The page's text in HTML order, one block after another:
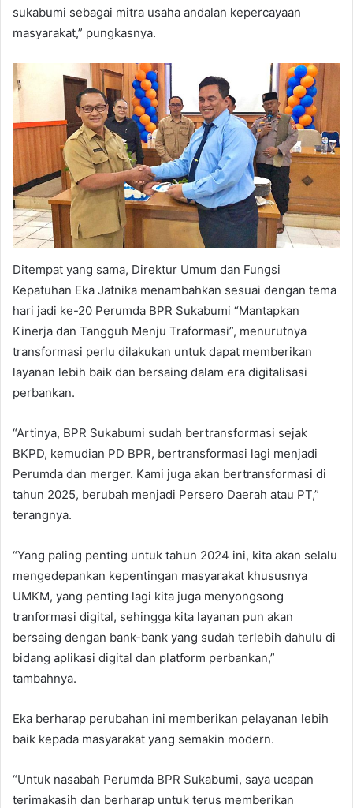
sukabumi sebagai mitra usaha andalan kepercayaan
masyarakat,” pungkasnya.
Ditempat yang sama, Direktur Umum dan Fungsi
Kepatuhan Eka Jatnika menambahkan sesuai dengan tema
hari jadi ke-20 Perumda BPR Sukabumi “Mantapkan
Kinerja dan Tangguh Menju Traformasi”, menurutnya
transformasi perlu dilakukan untuk dapat memberikan
layanan lebih baik dan bersaing dalam era digitalisasi
perbankan.
“Artinya, BPR Sukabumi sudah bertransformasi sejak
BKPD, kemudian PD BPR, bertransformasi lagi menjadi
Perumda dan merger. Kami juga akan bertransformasi di
tahun 2025, berubah menjadi Persero Daerah atau PT,”
terangnya.
“Yang paling penting untuk tahun 2024 ini, kita akan selalu
mengedepankan kepentingan masyarakat khususnya
UMKM, yang penting lagi kita juga menyongsong
tranformasi digital, sehingga kita layanan pun akan
bersaing dengan bank-bank yang sudah terlebih dahulu di
bidang aplikasi digital dan platform perbankan,”
tambahnya.
Eka berharap perubahan ini memberikan pelayanan lebih
baik kepada masyarakat yang semakin modern.
“Untuk nasabah Perumda BPR Sukabumi, saya ucapan
terimakasih dan berharap untuk terus memberikan